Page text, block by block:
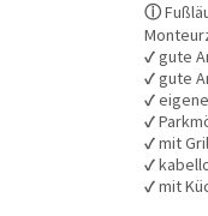
ⓘ
✓gute
✓gute
✓
✓
✓mit
✓
✓mit